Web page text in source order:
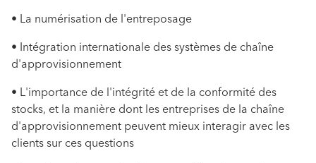
• La numérisation de l'entreposage
• Intégration internationale des systèmes de chaîne
d'approvisionnement
• L'importance de l'intégrité et de la conformité des
stocks, et la manière dont les entreprises de la chaîne
d'approvisionnement peuvent mieux interagir avec les
clients sur ces questions